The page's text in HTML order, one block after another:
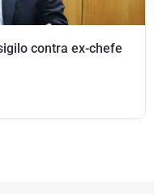
contra ex-chefe